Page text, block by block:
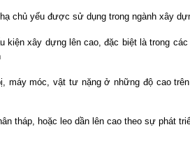
chủ yếu được sử dụng trong ngành xây
xây dựng lên cao, đặc biệt là trong
máy móc, vật tư nặng ở những độ cao trên
tháp, hoặc leo dần lên cao theo sự phát